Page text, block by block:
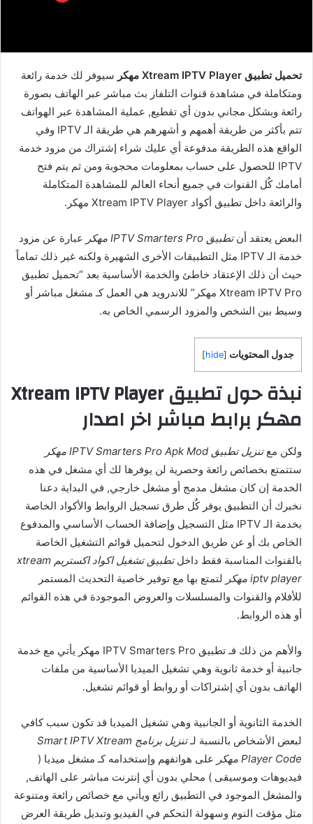
تحميل تطبيق Xtream IPTV Player مهكر
سيوفر لك خدمة رائعة
ومتكاملة في مشاهدة قنوات التلفاز بث مباشر عبر الهاتف بصورة
رائعة وبشكل مجاني بدون أي تقطيع, عملية المشاهدة عبر الهواتف
تتم بأكثر من طريقة أهمهم و أشهرهم هي طريقة الـ IPTV وفي
الواقع هذه الطريقة مدفوعة أي عليك شراء إشتراك من مزود خدمة
IPTV للحصول على حساب بمعلومات محجوبة ومن ثم يتم فتح
أمامك كٌل القنوات في جميع أنحاء العالم للمشاهدة المتكاملة
والرائعة داخل تطبيق أكواد Xtream IPTV Player مهكر.
البعض يعتقد أنتطبيق IPTV Smarters Pro مهكر
عبارة عن مزود
خدمة الـ IPTV مثل التطبيقات الأخرى الشهيرة ولكنه غير ذلك تماماً
حيث أن ذلك الإعتقاد خاطئ والخدمة الأساسية بعد “تحميل تطبيق
Xtream IPTV Pro مهكر” للاندرويد هي العمل كـ مشغل مباشر أو
وسيط بين الشخص والمزود الرسمي الخاص به.
جدول المحتويات [
hide
]
نبذة حول تطبيق Xtream IPTV Player
مهكر برابط مباشر اخر اصدار
ولكن معتنزيل تطبيق IPTV Smarters Pro Apk Mod مهكر
ستتمتع بخصائص رائعة وحصرية لن يوفرها لك أي مشغل في هذه
الخدمة إن كان مشغل مدمج أو مشغل خارجي, في البداية دعنا
نخبرك أن التطبيق يوفر كٌل طرق تسجيل الروابط والأكواد الخاصة
بخدمة الـ IPTV مثل التسجيل وإضافة الحساب الأساسي والمدفوع
الخاص بك أو عن طريق الدخول لتحميل قوائم التشغيل الخاصة
بالقنوات المناسبة فقط داخل
تطبيق تشغيل اكواد اكستريم xtream
iptv player مهكر
لتمتع بها مع توفير خاصية التحديث المستمر
للأفلام والقنوات والمسلسلات والعروض الموجودة في هذه القوائم
أو هذه الروابط.
والأهم من ذلك فـ تطبيق IPTV Smarters Pro مهكر يأتي مع خدمة
جانبية أو خدمة ثانوية وهي تشغيل الميديا الأساسية من ملفات
الهاتف بدون أي إشتراكات أو روابط أو قوائم تشغيل.
الخدمة الثانوية أو الجانبية وهي تشغيل الميديا قد تكون سبب كافي
لبعض الأشخاص بالنسبة لـ
تنزيل برنامج Smart IPTV Xtream
Player Code مهكر
على هواتفهم وإستخدامه كـ مشغل ميديا (
فيديوهات وموسيقى ) محلي بدون أي إنترنت مباشر على الهاتف,
والمشغل الموجود في التطبيق رائع ويأتي مع خصائص رائعة ومتنوعة
مثل مؤقت النوم وسهولة التحكم في الفيديو وتبديل طريقة العرض